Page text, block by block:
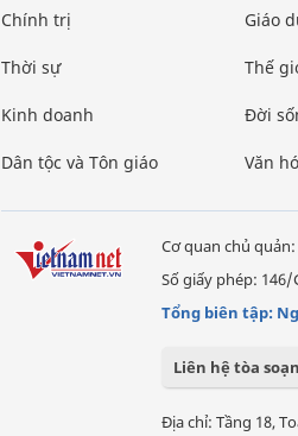
Chính trị
Thời sự
Kinh doanh
Dân tộc và Tôn giáo
Giáo
Thế
Đời
Văn
Cơ quan chủ
Số giấy phép: 146/
Tổng biên tập:
Liên hệ tòa soạn
Địa chỉ: Tầng 18,